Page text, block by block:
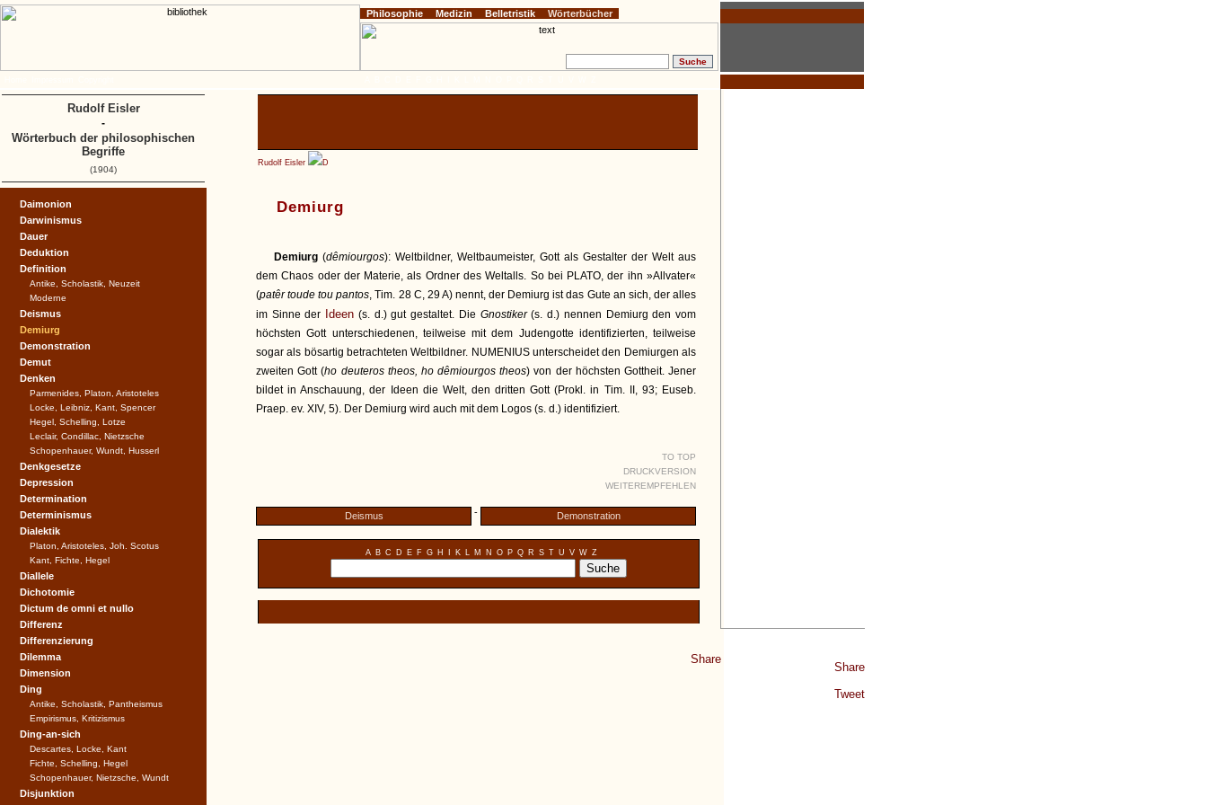
Share
Tweet
Rudolf Eisler D
Demiurg
Demiurg (dêmiourgos): Weltbildner, Weltbaumeister, Gott als Gestalter der Welt aus
dem Chaos oder der Materie, als Ordner des Weltalls. So bei PLATO, der ihn »Allvater«
(patêr toude tou pantos, Tim. 28 C, 29 A) nennt, der Demiurg ist das Gute an sich, der alles
im Sinne der
Ideen (s. d.) gut gestaltet. Die Gnostiker(s. d.) nennen Demiurg den vom
höchsten Gott unterschiedenen, teilweise mit dem Judengotte identifizierten, teilweise
sogar als bösartig betrachteten Weltbildner. NUMENIUS unterscheidet den Demiurgen als
zweiten Gott (ho deuteros theos, ho dêmiourgos theos) von der höchsten Gottheit. Jener
bildet in Anschauung, der Ideen die Welt, den dritten Gott (Prokl. in Tim. II, 93; Euseb.
Praep. ev. XIV, 5). Der Demiurg wird auch mit dem Logos (s. d.) identifiziert.
TO TOP
DRUCKVERSION
WEITEREMPFEHLEN
Deismus - Demonstration
A B C D E F G H K L M N O P Q R S T U V W Z
Share
Daimonion
Darwinismus
Dauer
Deduktion
Definition
Antike, Scholastik, Neuzeit
Moderne
Deismus
Demiurg
Demonstration
Demut
Denken
Parmenides, Platon, Aristoteles
Locke, Leibniz, Kant, Spencer
Hegel, Schelling, Lotze
Leclair, Condillac, Nietzsche
Schopenhauer, Wundt, Husserl
Denkgesetze
Depression
Determination
Determinismus
Dialektik
Platon, Aristoteles, Joh. Scotus
Kant, Fichte, Hegel
Diallele
Dichotomie
Dictum de omni et nullo
Differenz
Differenzierung
Dilemma
Dimension
Ding
Antike, Scholastik, Pantheismus
Empirismus, Kritizismus
Ding-an-sich
Descartes, Locke, Kant
Fichte, Schelling, Hegel
Schopenhauer, Nietzsche, Wundt
Disjunktion
Philosophie Medizin Belletristik Wörterbücher
Rudolf Eisler
-
Wörterbuch der philosophischen
Begriffe
(1904)